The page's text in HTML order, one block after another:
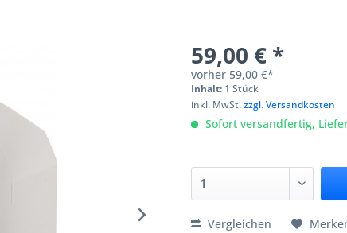
59,00 € *
vorher 59,00 €*
Inhalt: 1 Stück
inkl. MwSt.zzgl. Versandkosten
Sofort versandfertig,
Vergleichen